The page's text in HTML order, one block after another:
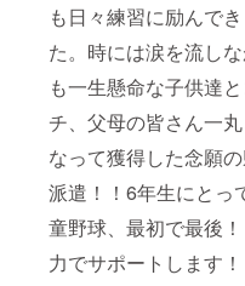
も日々練習に励んで
た。時には涙を流し
も一生懸命な子供達
チ、父母の皆さん一丸
なって獲得した念願
派遣！！6年生にとっ
童野球、最初で最後
力でサポートします！